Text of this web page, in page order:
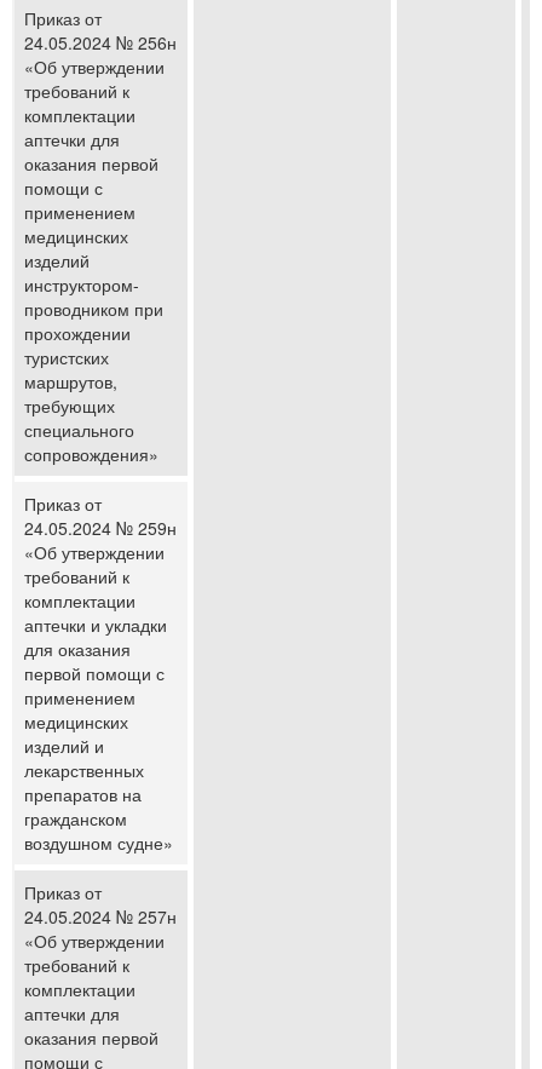
Приказ от
24.05.2024 № 256н
«Об утверждении
требований к
комплектации
аптечки для
оказания первой
помощи с
применением
медицинских
изделий
инструктором-
проводником при
прохождении
туристских
маршрутов,
требующих
специального
сопровождения»
Приказ от
24.05.2024 № 259н
«Об утверждении
требований к
комплектации
аптечки и укладки
для оказания
первой помощи с
применением
медицинских
изделий и
лекарственных
препаратов на
гражданском
воздушном судне»
Приказ от
24.05.2024 № 257н
«Об утверждении
требований к
комплектации
аптечки для
оказания первой
помощи с